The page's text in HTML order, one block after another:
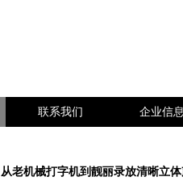
联系我们 企业信息
老机械打字机到靓丽录放清晰立